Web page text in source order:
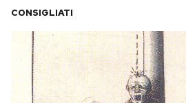
CONSIGLIATI